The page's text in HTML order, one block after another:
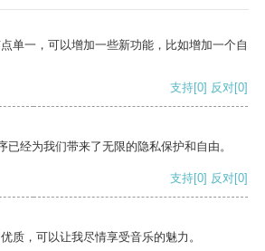
单一，可以增加一些新功能，比如增加一个自
支持[0] 反对[0]
已经为我们带来了无限的隐私保护和自由。
支持[0] 反对[0]
质，可以让我尽情享受音乐的魅力。